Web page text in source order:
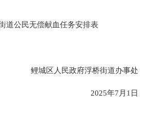
道公民无偿献血任务安排表
鲤城区人民政府浮桥街道办事处
2025年7月1日